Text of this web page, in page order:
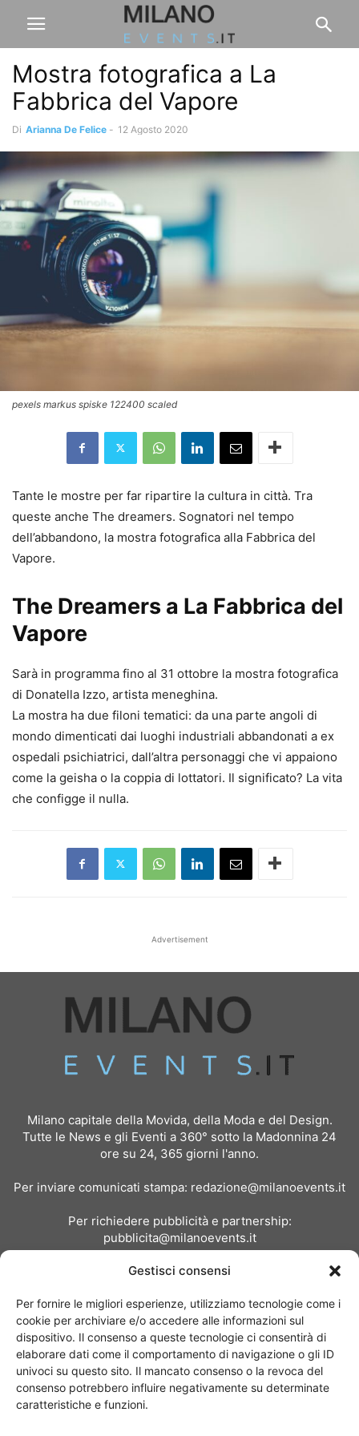
Gestisci consensi
Per fornire le migliori esperienze, utilizziamo tecnologie come i
cookie per archiviare e/o accedere alle informazioni sul
dispositivo. Il consenso a queste tecnologie ci consentirà di
elaborare dati come il comportamento di navigazione o gli ID
univoci su questo sito. Il mancato consenso o la revoca del
consenso potrebbero influire negativamente su determinate
caratteristiche e funzioni.
Mostra fotografica a La
Fabbrica del Vapore
Di Arianna De Felice - 12 Agosto 2020
pexels markus spiske 122400 scaled
Tante le mostre per far ripartire la cultura in città. Tra
queste anche The dreamers. Sognatori nel tempo
dell’abbandono, la mostra fotografica alla Fabbrica del
Vapore.
The Dreamers a La Fabbrica del
Vapore
Sarà in programma fino al 31 ottobre la mostra fotografica
di Donatella Izzo, artista meneghina.
La mostra ha due filoni tematici: da una parte angoli di
mondo dimenticati dai luoghi industriali abbandonati a ex
ospedali psichiatrici, dall’altra personaggi che vi appaiono
come la geisha o la coppia di lottatori. Il significato? La vita
che configge il nulla.
Advertisement
Milano capitale della Movida, della Moda e del Design.
Tutte le News e gli Eventi a 360° sotto la Madonnina 24
ore su 24, 365 giorni l'anno.
Per inviare comunicati stampa: redazione@milanoevents.it
Per richiedere pubblicità e partnership:
pubblicita@milanoevents.it
Chi siamo I Nostri Clienti